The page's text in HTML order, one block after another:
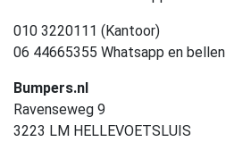
010 3220111 (Kantoor)
06 44665355 Whatsapp en bellen
Bumpers.nl
Ravenseweg 9
3223 LM HELLEVOETSLUIS